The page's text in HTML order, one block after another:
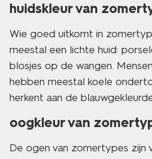
huidskleur van
Wie goed uitkomt in
meestal een lichte huid:
blosjes op de wangen.
hebben meestal koele
herkent aan de
oogkleur van
De ogen van zomertypes zijn